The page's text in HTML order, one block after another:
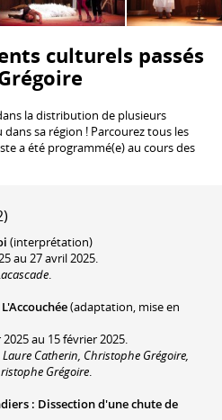
culturels passés
la distribution de plusieurs
sa région ! Parcourez tous les
a été programmé(e) au cours des
(interprétation)
au 27 avril 2025.
.
L'Accouchée(adaptation, mise en
au 15 février 2025.
Catherin, Christophe Grégoire,
Grégoire.
: Dissection d'une chute de